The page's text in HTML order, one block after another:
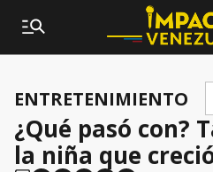
ENTRETENIMIENTO
¿Qué pasó con?
la niña que